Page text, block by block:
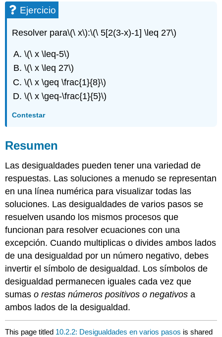
Ejercicio
Resolver para\(\ x\):\(\ 5[2(3-x)-1] \leq 27\)
\(\ x \leq-5\)
\(\ x \leq 27\)
\(\ x \geq \frac{1}{8}\)
\(\ x \geq-\frac{1}{5}\)
Contestar
Resumen
Las desigualdades pueden tener una variedad de
respuestas. Las soluciones a menudo se representan
en una línea numérica para visualizar todas las
soluciones. Las desigualdades de varios pasos se
resuelven usando los mismos procesos que
funcionan para resolver ecuaciones con una
excepción. Cuando multiplicas o divides ambos lados
de una desigualdad por un número negativo, debes
invertir el símbolo de desigualdad. Los símbolos de
desigualdad permanecen iguales cada vez que
sumaso restas números positivos o negativos a
ambos lados de la desigualdad.
This page titled 10.2.2: Desigualdades en varios pasos is shared